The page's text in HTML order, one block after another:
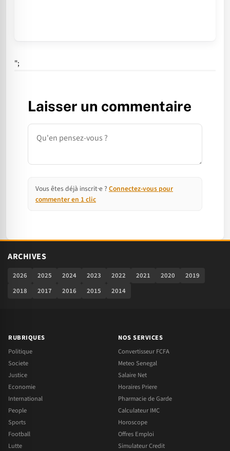
";
Laisser un commentaire
Commentaire
Vous êtes déjà inscrit·e ? Connectez-vous pour
commenter en 1 clic
ARCHIVES
2026 2025 2024 2023 2022 2021 2020
2019
2018
2017 2016 2015 2014
RUBRIQUES
Politique
Societe
Justice
Economie
International
People
Sports
Football
Lutte
NOS SERVICES
Convertisseur FCFA
Meteo Senegal
Salaire Net
Horaires Priere
Pharmacie de Garde
Calculateur IMC
Horoscope
Offres Emploi
Simulateur Credit